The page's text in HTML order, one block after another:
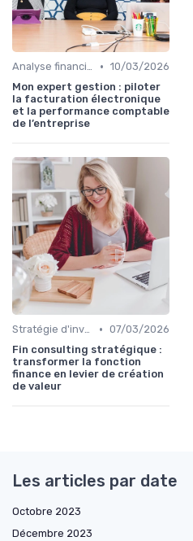
Analyse financière • 10/03/2026
Mon expert gestion : piloter
la facturation électronique
et la performance comptable
de l’entreprise
Stratégie d'investissement • 07/03/2026
Fin consulting stratégique :
transformer la fonction
finance en levier de création
de valeur
Les articles par date
Octobre 2023
Décembre 2023